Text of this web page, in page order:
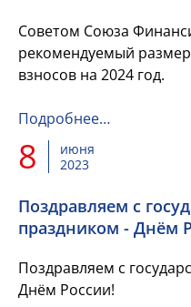
Советом Союза
рекомендуемый
взносов на 2024 год.
Подробнее…
8
июня
2023
Поздравляем с
праздником - Днём
Поздравляем с
Днём России!